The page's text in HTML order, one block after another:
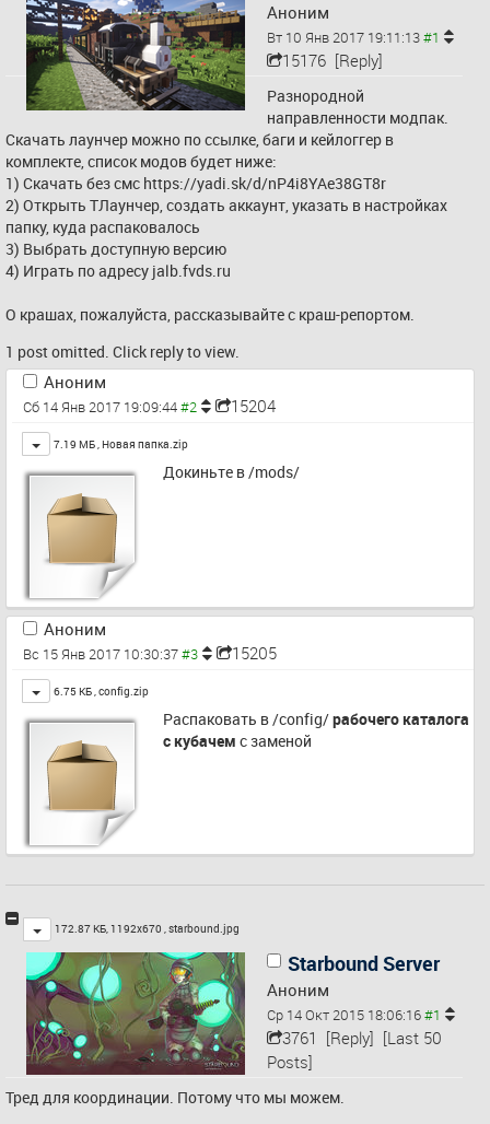
Аноним
Вт 10 Янв 2017 19:11:13
15176 [Reply]
Разнородной
направленности модпак.
Скачать лаунчер можно по ссылке, баги и кейлоггер в
комплекте, список модов будет ниже:
1) Скачать без смс https://yadi.sk/d/nP4i8YAe38GT8r
2) Открыть ТЛаунчер, создать аккаунт, указать в настройках
папку, куда распаковалось
3) Выбрать доступную версию
4) Играть по адресу jalb.fvds.ru
О крашах, пожалуйста, рассказывайте с краш-репортом.
1 post omitted. Click reply to view.
Аноним
Сб 14 Янв 2017 19:09:44 15204
Toggle
7.19 МБ , Новая папка.zip
Докиньте в /mods/
Аноним
Вс 15 Янв 2017 10:30:37 15205
Toggle
6.75 КБ ,config.zip
Распаковать в /config/ рабочего каталога
с кубачем с заменой
Toggle
172.87 КБ, 1192x670 ,starbound.jpg
Starbound Server
Аноним
Ср 14 Окт 2015 18:06:16
3761 [Reply] [Last 50
Posts]
Тред для координации. Потому что мы можем.